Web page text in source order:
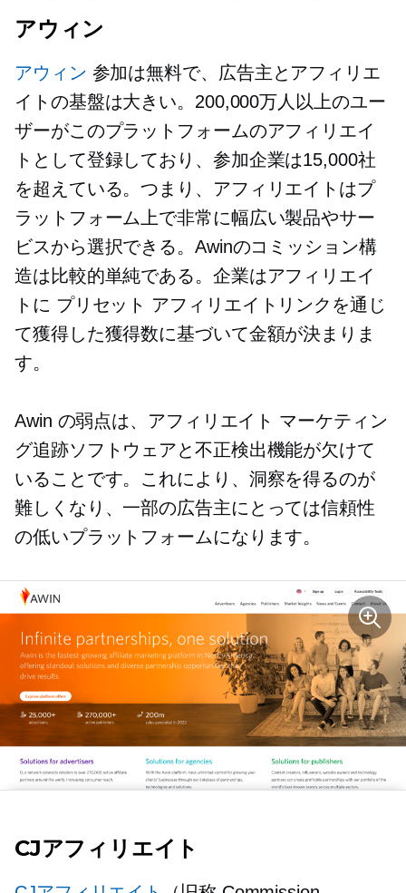
アウィン
アウィン 参加は無料で、広告主とアフィリエ
イトの基盤は大きい。200,000万人以上のユー
ザーがこのプラットフォームのアフィリエイ
トとして登録しており、参加企業は15,000社
を超えている。つまり、アフィリエイトはプ
ラットフォーム上で非常に幅広い製品やサー
ビスから選択できる。Awinのコミッション構
造は比較的単純である。企業はアフィリエイ
トに プリセット アフィリエイトリンクを通じ
て獲得した獲得数に基づいて金額が決まりま
す。
Awin の弱点は、アフィリエイト マーケティン
グ追跡ソフトウェアと不正検出機能が欠けて
いることです。これにより、洞察を得るのが
難しくなり、一部の広告主にとっては信頼性
の低いプラットフォームになります。
CJアフィリエイト